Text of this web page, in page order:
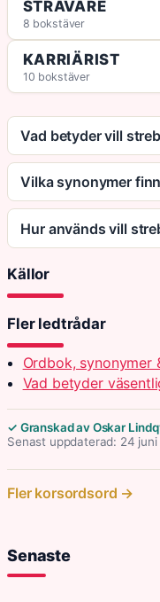
STRÄVARE
8 bokstäver
KARRIÄRIST
10 bokstäver
Vad betyder vill
Vilka synonymer
Hur används vill
Källor
Fler ledtrådar
Ordbok, synonymer
Vad betyder
✓ Granskad av Oskar
Senast uppdaterad: 24 juni
Fler korsordsord →
Senaste